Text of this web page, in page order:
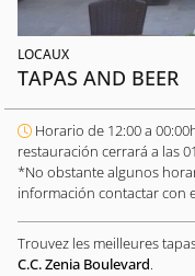
LOCAUX
TAPAS AND BEER
Horario de 12:00 a
restauración cerrará a las
*No obstante algunos
información contactar con
Trouvez les meilleures
C.C. Zenia Boulevard.